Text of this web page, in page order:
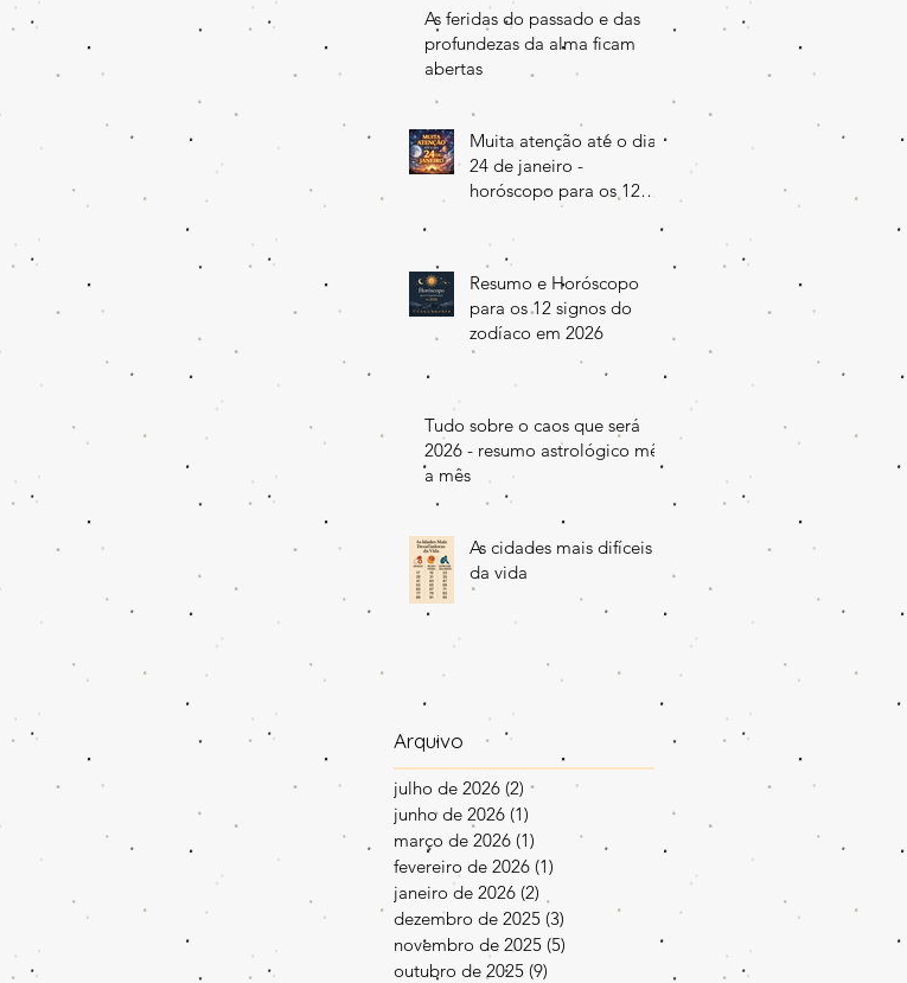
As feridas do passado e das
profundezas da alma ficam
abertas
Muita atenção até o dia
24 de janeiro -
horóscopo para os 12
signos do zodíaco
Resumo e Horóscopo
para os 12 signos do
zodíaco em 2026
Tudo sobre o caos que será
2026 - resumo astrológico mês
a mês
As cidades mais difíceis
da vida
Arquivo
julho de 2026 (2) 2 posts
junho de 2026 (1)
março de 2026 (1) 1 post
fevereiro de 2026 (1)
janeiro de 2026 (2)
dezembro de 2025 (3) 3 posts
novembro de 2025 (5)
outubro de 2025 (9)